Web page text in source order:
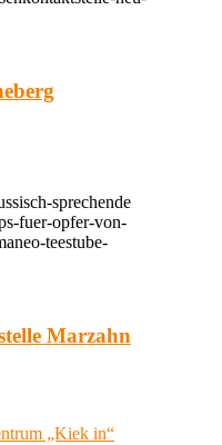
sprechende
fuer-opfer-von-
teestube-
Marzahn
„Kiek in“